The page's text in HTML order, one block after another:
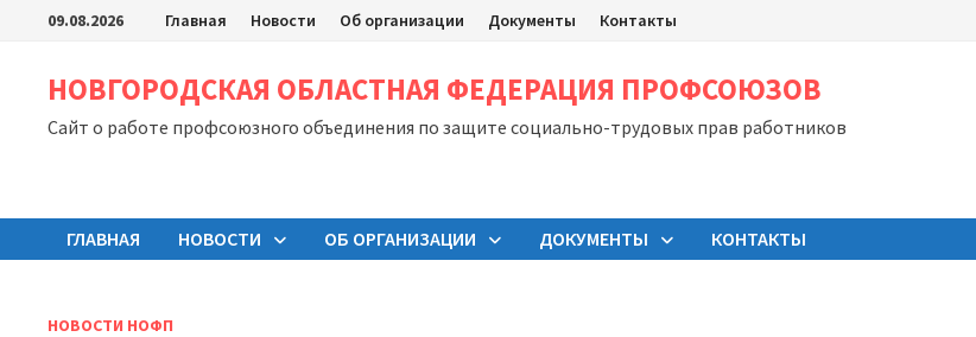
Перейти
содержимому
09.08.2026 Главная Новости Об организации Документы Контакты
НОВГОРОДСКАЯ ОБЛАСТНАЯ ФЕДЕРАЦИЯ ПРОФСОЮЗОВ
Сайт о работе профсоюзного объединения по защите социально-трудовых прав работников
ГЛАВНАЯ НОВОСТИ ОБ ОРГАНИЗАЦИИ ДОКУМЕНТЫ КОНТАКТЫ
НОВОСТИ НОФП